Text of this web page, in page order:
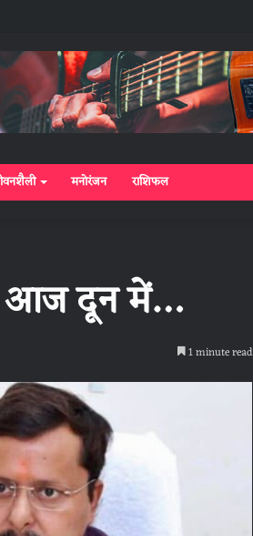
मनोरंजन राशिफल
आज दून में…
1 minute read